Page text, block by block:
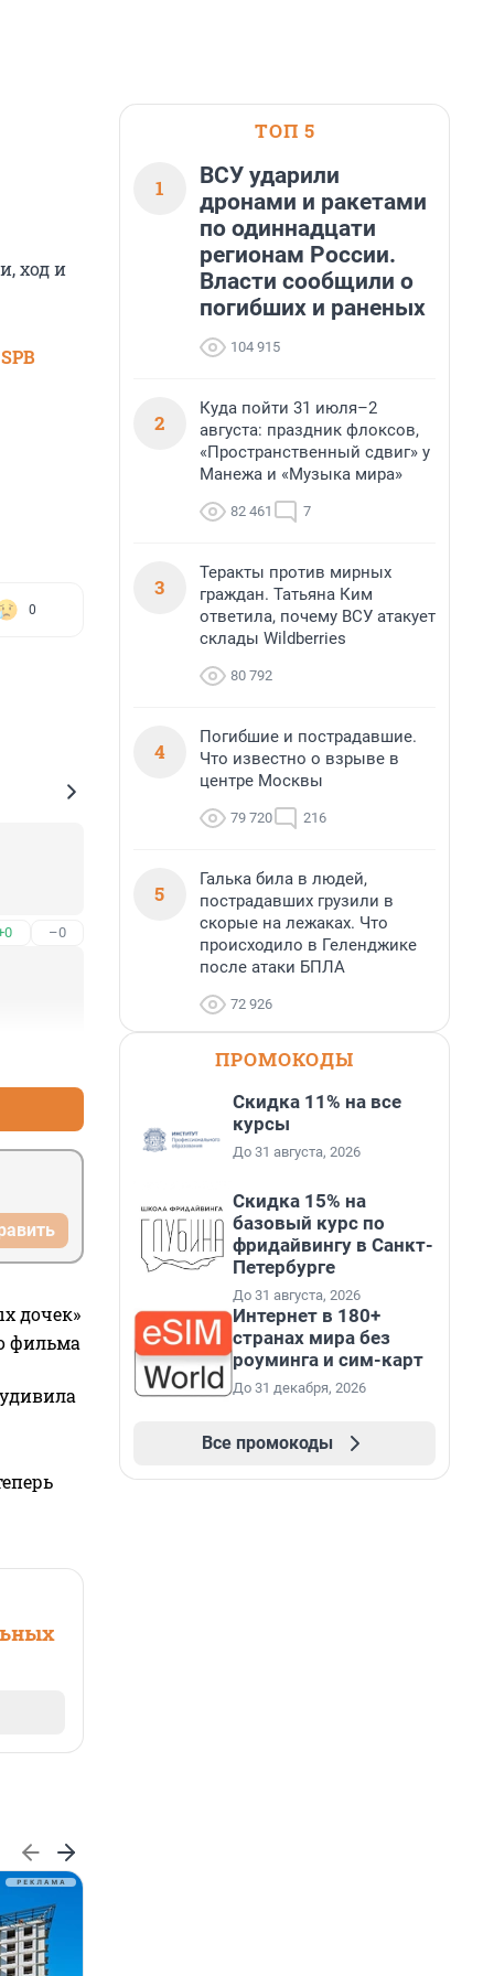
ход и
0
–0
дочек»
фильма
ТОП 5
1
ВСУ ударили
дронами и ракетами
по одиннадцати
регионам России.
Власти сообщили о
погибших и раненых
104 915
2
Куда пойти 31 июля–2
августа: праздник флоксов,
«Пространственный сдвиг» у
Манежа и «Музыка мира»
82 461 7
3
Теракты против мирных
граждан. Татьяна Ким
ответила, почему ВСУ атакует
склады Wildberries
80 792
4
Погибшие и пострадавшие.
Что известно о взрыве в
центре Москвы
79 720 216
5
Галька била в людей,
пострадавших грузили в
скорые на лежаках. Что
происходило в Геленджике
после атаки БПЛА
72 926
ПРОМОКОДЫ
Скидка 11% на все
курсы
До 31 августа, 2026
Скидка 15% на
базовый курс по
фридайвингу в Санкт-
Петербурге
До 31 августа, 2026
Интернет в 180+
странах мира без
роуминга и сим-карт
До 31 декабря, 2026
Все промокоды